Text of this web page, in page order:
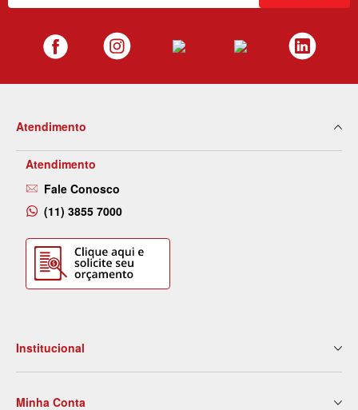
Atendimento
Atendimento
Fale Conosco
(11) 3855 7000
Institucional
Nossas Lojas
Minha Conta